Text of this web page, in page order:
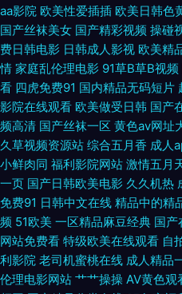
另类 www馃ぉw91 九九欧美经典视
丝91 欧美亚洲另类在线 亚洲婷婷综
五月天男人av 91超碰porn 成人午夜
网 最新日韩欧美在线网址 成人瑟瑟
列 免费永久黄色 户外露出在线观看
14P 亚洲福利一起区二区 亚国国产线
二AV 欧洲人妖 黄污视频 91免费国产
二三区 在线观看高清91 91熟女黑丝
aa影院 欧美性爱插插 欧美日韩色
国产丝袜美女 国产精彩视频 操碰
费日韩电影 日韩成人影视 欧美精
情 家庭乱伦理电影 91草B草B视频
看 四虎免费91 国内精品无码短片
影院在线观看 欧美做受日韩 国产
频高清 国产丝袜一区 黄色av网址
久草视频资源站 综合五月香 成人
小鲜肉同 福利影院网站 激情五月
一页 国产日韩欧美电影 久久机热
免费91 日韩中文在线 精品中的精
频 51欧美 一区精品麻豆经典 国产
网站免费看 特级欧美在线观看 自
利影院 老司机蜜桃在线 成人精品
伦理电影网站 艹艹操操 AV黄色观